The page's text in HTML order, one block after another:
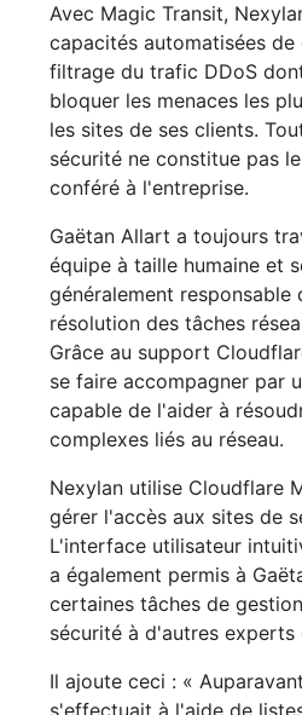
Avec Magic Transit,
capacités automatisées
filtrage du trafic DDoS
bloquer les menaces les
les sites de ses clients.
sécurité ne constitue pas
conféré à l'entreprise.
Gaëtan Allart a toujours
équipe à taille humaine et
généralement
résolution des tâches
Grâce au support
se faire accompagner par
capable de l'aider à
complexes liés au réseau.
Nexylan utilise Cloudflare
gérer l'accès aux sites de
L'interface utilisateur
a également permis à
certaines tâches de
sécurité à d'autres experts
Il ajoute ceci : «